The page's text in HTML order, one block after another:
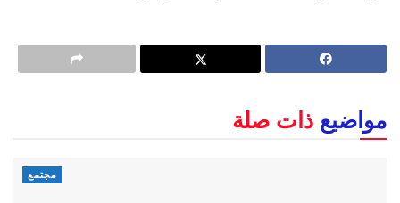
مواضيع ذات صلة
مجتمع